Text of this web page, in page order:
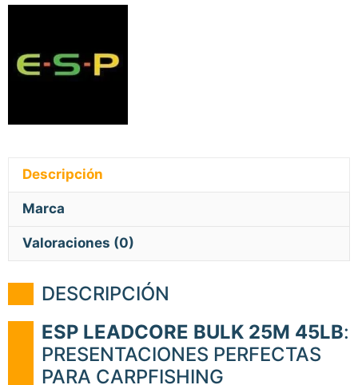
Descripción
Marca
Valoraciones (0)
DESCRIPCIÓN
ESP LEADCORE BULK 25M 45LB:
PRESENTACIONES PERFECTAS
PARA CARPFISHING